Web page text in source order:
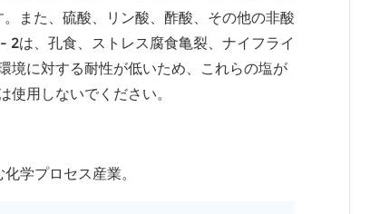
また、硫酸、リン酸、酢酸、その他の非酸
は、孔食、ストレス腐食亀裂、ナイフライ
境に対する耐性が低いため、これらの塩が
用しないでください。
学プロセス産業。